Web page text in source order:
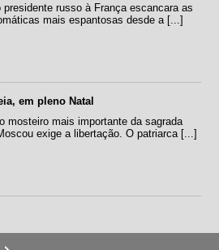
russo à França escancara as
mais espantosas desde a [...]
em pleno Natal
mosteiro mais importante da sagrada
exige a libertação. O patriarca [...]